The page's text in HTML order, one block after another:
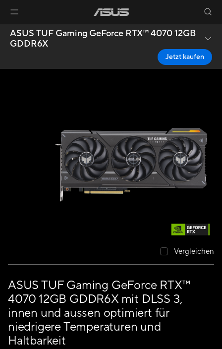
ASUS TUF Gaming GeForce RTX™ 4070 12GB
GDDR6X
Jetzt kaufen
ASUS TUF Gaming GeForce RTX™
4070 12GB GDDR6X mit DLSS 3,
innen und aussen optimiert für
niedrigere Temperaturen und
Haltbarkeit
Vergleichen